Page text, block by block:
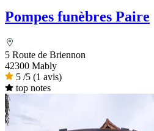
Pompes funèbres Paire
5 Route de Briennon
42300 Mably
5 /5 (1 avis)
top notes